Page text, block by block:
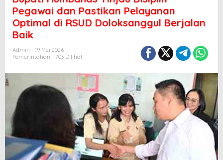
Pegawai dan Pastikan Pelayanan
Optimal di RSUD Doloksanggul Berjalan
Baik
Admin
19 Mei 2026
Pemerintahan
703 Dilihat